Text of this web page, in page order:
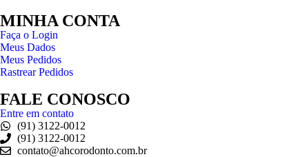
MINHA CONTA
Faça o Login
Meus Dados
Meus Pedidos
Rastrear Pedidos
FALE CONOSCO
Entre em contato
(91) 3122-0012
(91) 3122-0012
contato@ahcorodonto.com.br